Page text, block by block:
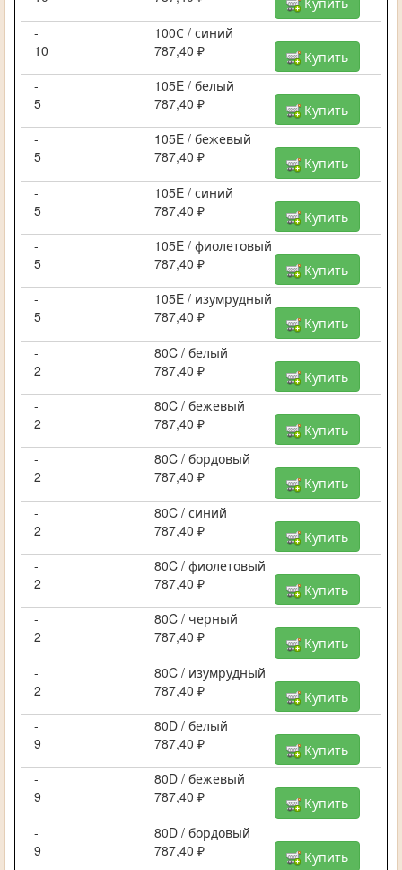
-
100С / синий
10
787,40 ₽
Купить
-
105E / белый
5
787,40 ₽
Купить
-
105E / бежевый
5
787,40 ₽
Купить
-
105E / синий
5
787,40 ₽
Купить
-
105E / фиолетовый
5
787,40 ₽
Купить
-
105E / изумрудный
5
787,40 ₽
Купить
-
80C / белый
2
787,40 ₽
Купить
-
80C / бежевый
2
787,40 ₽
Купить
-
80C / бордовый
2
787,40 ₽
Купить
-
80C / синий
2
787,40 ₽
Купить
-
80C / фиолетовый
2
787,40 ₽
Купить
-
80C / черный
2
787,40 ₽
Купить
-
80C / изумрудный
2
787,40 ₽
Купить
-
80D / белый
9
787,40 ₽
Купить
-
80D / бежевый
9
787,40 ₽
Купить
-
80D / бордовый
9
787,40 ₽
Купить